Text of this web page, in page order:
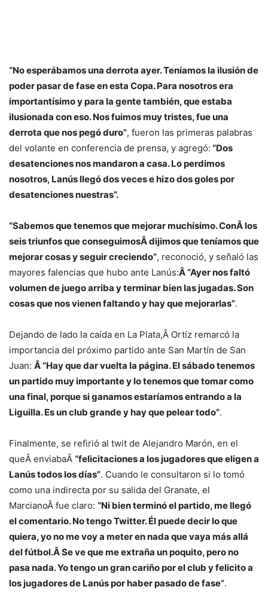
“No esperábamos una derrota ayer. Teníamos la ilusión de
poder pasar de fase en esta Copa. Para nosotros era
importantísimo y para la gente también, que estaba
ilusionada con eso. Nos fuimos muy tristes, fue una
derrota que nos pegó duro”, fueron las primeras palabras
del volante en conferencia de prensa, y agregó: “Dos
desatenciones nos mandaron a casa. Lo perdimos
nosotros, Lanús llegó dos veces e hizo dos goles por
desatenciones nuestras”.
“Sabemos que tenemos que mejorar muchísimo. ConÂ los
seis triunfos que conseguimosÂ dijimos que teníamos que
mejorar cosas y seguir creciendo”, reconoció, y señaló las
mayores falencias que hubo ante Lanús:Â “Ayer nos faltó
volumen de juego arriba y terminar bien las jugadas. Son
cosas que nos vienen faltando y hay que mejorarlas”.
Dejando de lado la caída en La Plata,Â Ortíz remarcó la
importancia del próximo partido ante San Martín de San
Juan: Â “Hay que dar vuelta la página. El sábado tenemos
un partido muy importante y lo tenemos que tomar como
una final, porque si ganamos estaríamos entrando a la
Liguilla. Es un club grande y hay que pelear todo”.
Finalmente, se refirió al twit de Alejandro Marón, en el
queÂ enviabaÂ “felicitaciones a los jugadores que eligen a
Lanús todos los días”. Cuando le consultaron si lo tomó
como una indirecta por su salida del Granate, el
MarcianoÂ fue claro: “Ni bien terminó el partido, me llegó
el comentario. No tengo Twitter. Él puede decir lo que
quiera, yo no me voy a meter en nada que vaya más allá
del fútbol.Â Se ve que me extraña un poquito, pero no
pasa nada. Yo tengo un gran cariño por el club y felicito a
los jugadores de Lanús por haber pasado de fase”.